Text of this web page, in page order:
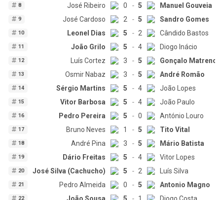
8 José Ribeiro 0 - 5 Manuel Gouveia
9 José Cardoso 2 - 5 Sandro Gomes
10 Leonel Dias 5 - 2 Cândido Bastos
11 João Grilo 5 - 4 Diogo Inácio
12 Luís Cortez 3 - 5 Gonçalo Matreno
13 Osmir Nabaz 3 - 5 André Romão
14 Sérgio Martins 5 - 4 João Lopes
15 Vitor Barbosa 5 - 4 João Paulo
16 Pedro Pereira 5 - 0 António Louro
17 Bruno Neves 1 - 5 Tito Vital
18 André Pina 3 - 5 Mário Batista
19 Dário Freitas 5 - 4 Vitor Lopes
20 José Silva (Cachucho) 5 - 2 Luís Silva
21 Pedro Almeida 0 - 5 Antonio Magno
22 João Sousa 5 - 1 Diogo Costa